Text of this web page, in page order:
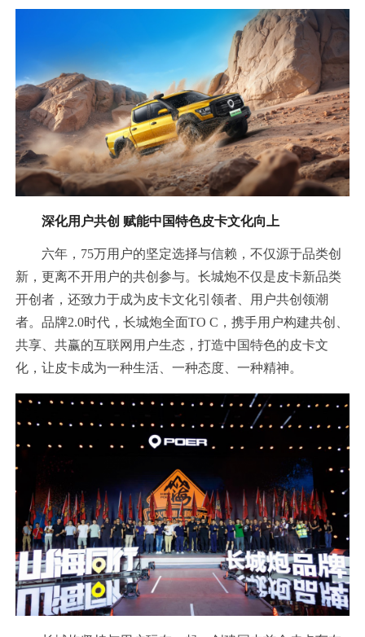
深化用户共创 赋能中国特色皮卡文化向上
六年，75万用户的坚定选择与信赖，不仅源于品类创
新，更离不开用户的共创参与。长城炮不仅是皮卡新品类
开创者，还致力于成为皮卡文化引领者、用户共创领潮
者。品牌2.0时代，长城炮全面TO C，携手用户构建共创、
共享、共赢的互联网用户生态，打造中国特色的皮卡文
化，让皮卡成为一种生活、一种态度、一种精神。